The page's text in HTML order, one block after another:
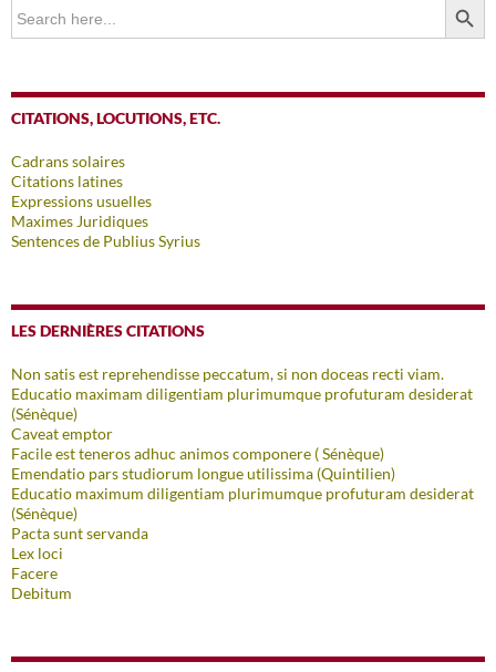
Search
for:
CITATIONS, LOCUTIONS, ETC.
Cadrans solaires
Citations latines
Expressions usuelles
Maximes Juridiques
Sentences de Publius Syrius
LES DERNIÈRES CITATIONS
Non satis est reprehendisse peccatum, si non doceas recti viam.
Educatio maximam diligentiam plurimumque profuturam desiderat
(Sénèque)
Caveat emptor
Facile est teneros adhuc animos componere ( Sénèque)
Emendatio pars studiorum longue utilissima (Quintilien)
Educatio maximum diligentiam plurimumque profuturam desiderat
(Sénèque)
Pacta sunt servanda
Lex loci
Facere
Debitum